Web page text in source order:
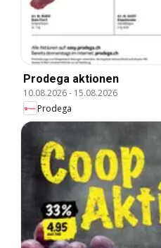
Prodega aktionen
10.08.2026- 15.08.2026
Prodega